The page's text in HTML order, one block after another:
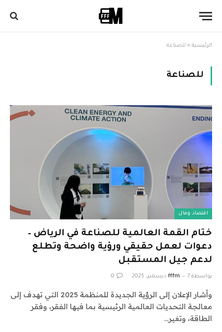
الرئيسية » للصناعة
للصناعة
اقتصاد ومال
ختام القمة العالمية للصناعة في الرياض –
دعوات لعمل حقيقي ورؤية واضحة وتطلع
لدعم جيل المستقبل
بواسطة fffm 7 ديسمبر، 2025 0
وأشار الإعلان إلى الرؤية الجديدة للمنظمة 2025 التي تهدف إلى
معالجة التحديات العالمية الرئيسية بما فيها الفقر، وفقر
الطاقة، وتغير…